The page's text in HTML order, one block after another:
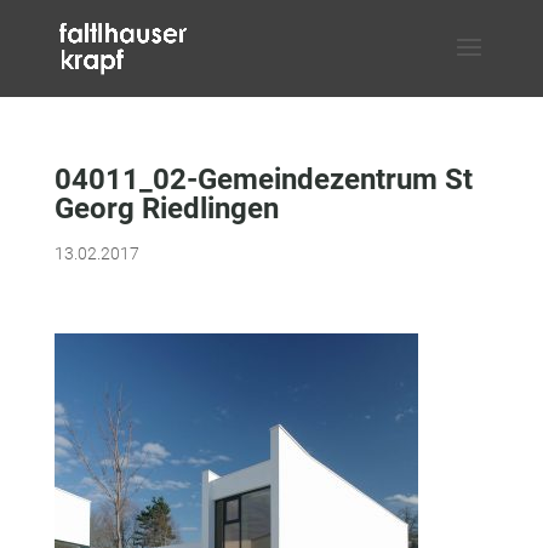
04011_02-Gemeindezentrum St
Georg Riedlingen
13.02.2017